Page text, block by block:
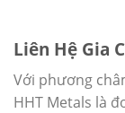
Liên Hệ Gia
Với phương
HHT Metals là